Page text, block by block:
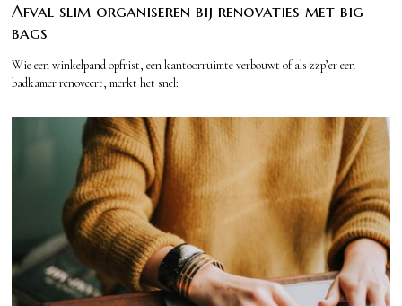
Afval slim organiseren bij renovaties met big
bags
Wie een winkelpand opfrist, een kantoorruimte verbouwt of als zzp’er een
badkamer renoveert, merkt het snel: